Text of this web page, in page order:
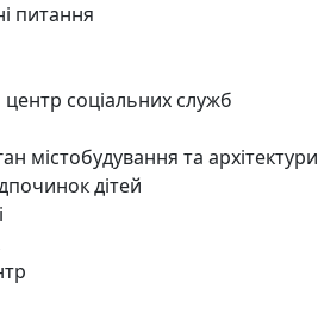
питання
центр соціальних служб
містобудування та архітектури
дітей